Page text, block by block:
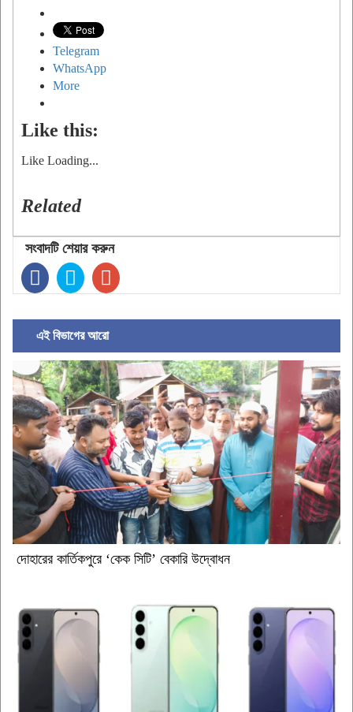
Telegram
WhatsApp
More
Like this:
Like Loading...
Related
সংবাদটি শেয়ার করুন
এই বিভাগের আরো
দোহারের কার্তিকপুরে ‘কেক সিটি’ বেকারি উদ্বোধন